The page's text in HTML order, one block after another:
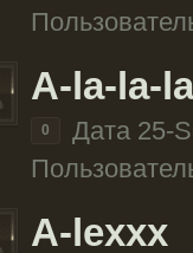
A-la-la-la
0
Дата 25-
A-lexxx